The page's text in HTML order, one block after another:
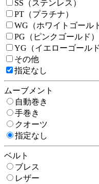
SS（ステンレス）
PT（プラチナ）
WG（ホワイトゴール
PG（ピンクゴールド）
YG（イエローゴールド
その他
指定なし
ムーブメント
自動巻き
手巻き
クオーツ
指定なし
ベルト
ブレス
レザー